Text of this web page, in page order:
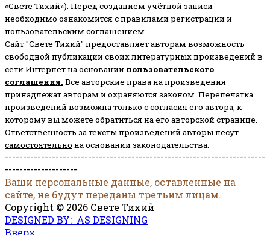
«Свете Тихий»). Перед созданием учётной записи
необходимо ознакомится с правилами регистрации и
пользовательским соглашением.
Сайт "Свете Тихий" предоставляет авторам возможность
свободной публикации своих литературных произведений в
сети Интернет на основании пользовательского
соглашения. Все авторские права на произведения
принадлежат авторам и охраняются законом. Перепечатка
произведений возможна только с согласия его автора, к
которому вы можете обратиться на его авторской странице.
Ответственность за тексты произведений авторы несут
самостоятельно на основании законодательства.
------------------------------------------------------------------------
--------------------
Ваши персональные данные, оставленные на
сайте, не будут переданы третьим лицам.
Copyright © 2026 Свете Тихий
DESIGNED BY: AS DESIGNING
Вверх